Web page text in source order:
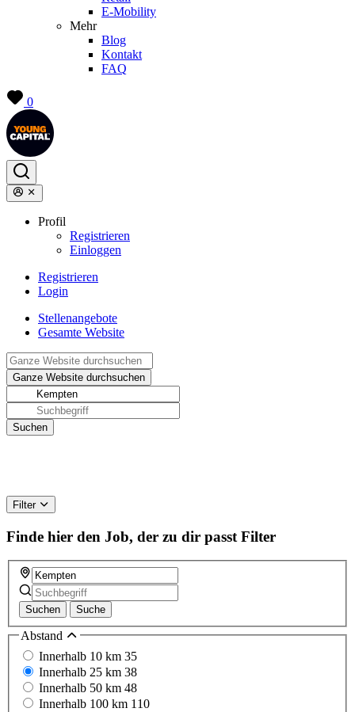
E-Mobility
Mehr
Blog
Kontakt
FAQ
0
Profil
Registrieren
Einloggen
Registrieren
Login
Stellenangebote
Gesamte Website
Filter
Finde hier den Job, der zu dir passt Filter
Suchen Suche
Abstand
Innerhalb 10 km 35
Innerhalb 25 km 38
Innerhalb 50 km 48
Innerhalb 100 km 110